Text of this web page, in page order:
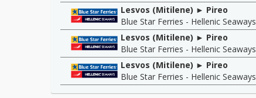
Lesvos (Mitilene) ► Pireo
Blue Star Ferries - Hellenic Seaways
Lesvos (Mitilene) ► Pireo
Blue Star Ferries - Hellenic Seaways
Lesvos (Mitilene) ► Pireo
Blue Star Ferries - Hellenic Seaways